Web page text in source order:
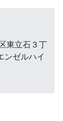
東立石３丁
ンゼルハイ